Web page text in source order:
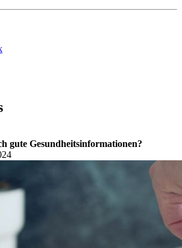
gute Gesundheitsinformationen?